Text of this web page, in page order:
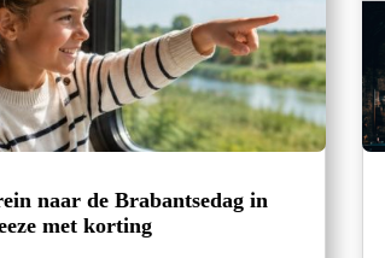
naar de Brabantsedag in
met korting